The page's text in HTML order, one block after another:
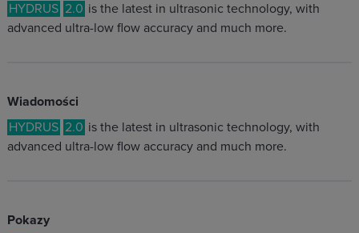
HYDRUS 2.0 is the latest in ultrasonic technology, with
advanced ultra-low flow accuracy and much more.
Wiadomości
HYDRUS 2.0 is the latest in ultrasonic technology, with
advanced ultra-low flow accuracy and much more.
Pokazy